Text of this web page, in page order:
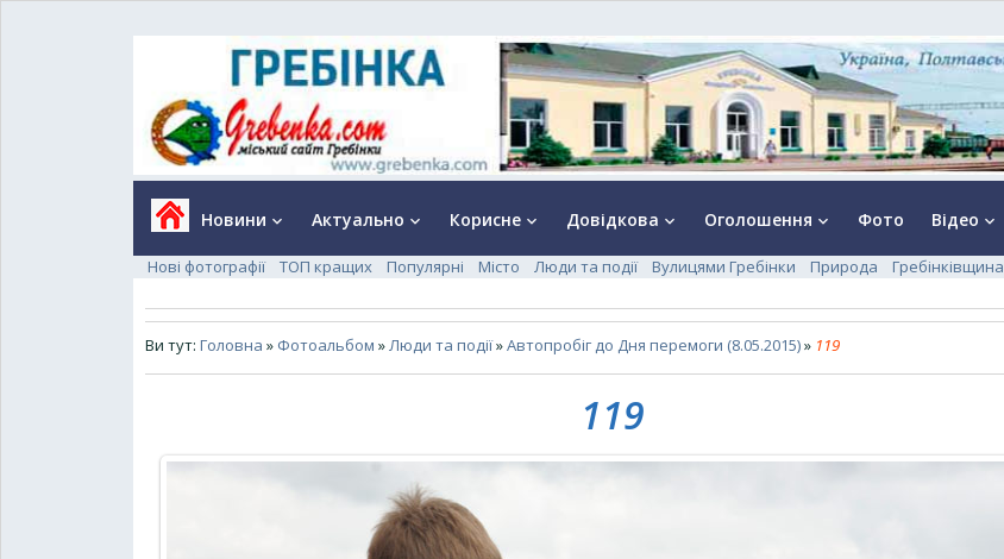
Новини keyboard_arrow_down Актуально keyboard_arrow_down Корисне keyboard_arrow_down Довідкова keyboard_arrow_down Оголошення keyboard_arrow_down Фото Відео keyboard_arrow_down
Нові фотографії ТОП кращих Популярні Місто Люди та події Вулицями Гребінки Природа Гребінківщина
Ви тут: Головна » Фотоальбом »Люди та події»Автопробіг до Дня перемоги (8.05.2015)» 119
119